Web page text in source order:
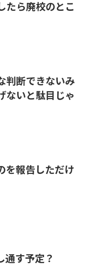
たら廃校のとこ
判断できないみ
ないと駄目じゃ
を報告しただけ
通す予定？